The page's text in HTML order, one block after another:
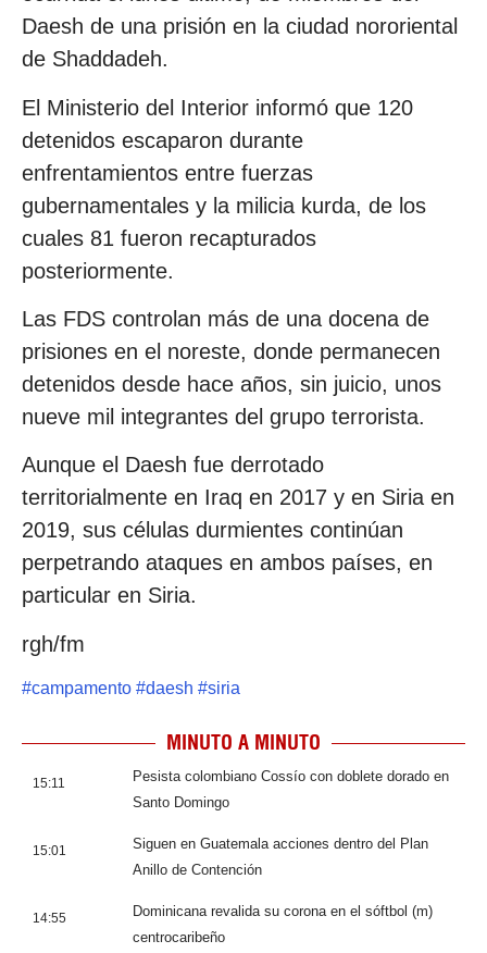
Daesh de una prisión en la ciudad nororiental
de Shaddadeh.
El Ministerio del Interior informó que 120
detenidos escaparon durante
enfrentamientos entre fuerzas
gubernamentales y la milicia kurda, de los
cuales 81 fueron recapturados
posteriormente.
Las FDS controlan más de una docena de
prisiones en el noreste, donde permanecen
detenidos desde hace años, sin juicio, unos
nueve mil integrantes del grupo terrorista.
Aunque el Daesh fue derrotado
territorialmente en Iraq en 2017 y en Siria en
2019, sus células durmientes continúan
perpetrando ataques en ambos países, en
particular en Siria.
rgh/fm
#campamento #daesh #siria
MINUTO A MINUTO
15:11
Pesista colombiano Cossío con doblete dorado en
Santo Domingo
15:01
Siguen en Guatemala acciones dentro del Plan
Anillo de Contención
14:55
Dominicana revalida su corona en el sóftbol (m)
centrocaribeño